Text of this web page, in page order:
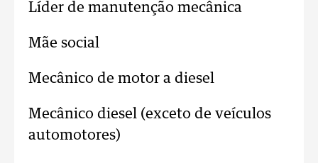
Líder de manutenção mecânica
Mãe social
Mecânico de motor a diesel
Mecânico diesel (exceto de veículos
automotores)